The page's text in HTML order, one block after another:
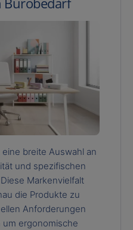
breite Auswahl an
und spezifischen
Markenvielfalt
die Produkte zu
Anforderungen
ergonomische